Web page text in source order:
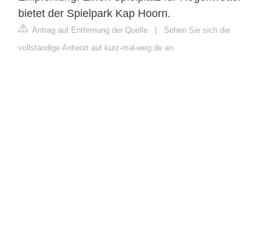
bietet der Spielpark Kap Hoorn.
Antrag auf Entfernung der Quelle | Sehen Sie sich die
vollständige Antwort auf kurz-mal-weg.de an